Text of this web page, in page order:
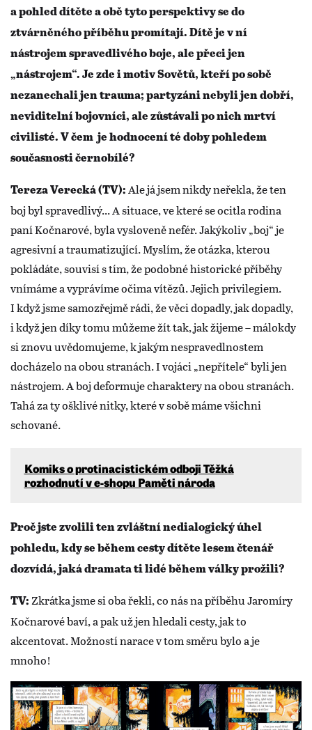
a pohled dítěte a obě tyto perspektivy se do
ztvárněného příběhu promítají. Dítě je v ní
nástrojem spravedlivého boje, ale přeci jen
„nástrojem“. Je zde i motiv Sovětů, kteří po sobě
nezanechali jen trauma; partyzáni nebyli jen dobří,
neviditelní bojovníci, ale zůstávali po nich mrtví
civilisté. V čem je hodnocení té doby pohledem
současnosti černobílé?
Tereza Verecká (TV): Ale já jsem nikdy neřekla, že ten
boj byl spravedlivý... A situace, ve které se ocitla rodina
paní Kočnarové, byla vysloveně nefér. Jakýkoliv „boj“ je
agresivní a traumatizující. Myslím, že otázka, kterou
pokládáte, souvisí s tím, že podobné historické příběhy
vnímáme a vyprávíme očima vítězů. Jejich privilegiem.
I když jsme samozřejmě rádi, že věci dopadly, jak dopadly,
i když jen díky tomu můžeme žít tak, jak žijeme – málokdy
si znovu uvědomujeme, k jakým nespravedlnostem
docházelo na obou stranách. I vojáci „nepřítele“ byli jen
nástrojem. A boj deformuje charaktery na obou stranách.
Tahá za ty ošklivé nitky, které v sobě máme všichni
schované.
Komiks o protinacistickém odboji Těžká
rozhodnutí v e-shopu Paměti národa
Proč jste zvolili ten zvláštní nedialogický úhel
pohledu, kdy se během cesty dítěte lesem čtenář
dozvídá, jaká dramata ti lidé během války prožili?
TV: Zkrátka jsme si oba řekli, co nás na příběhu Jaromíry
Kočnarové baví, a pak už jen hledali cesty, jak to
akcentovat. Možností narace v tom směru bylo a je
mnoho!